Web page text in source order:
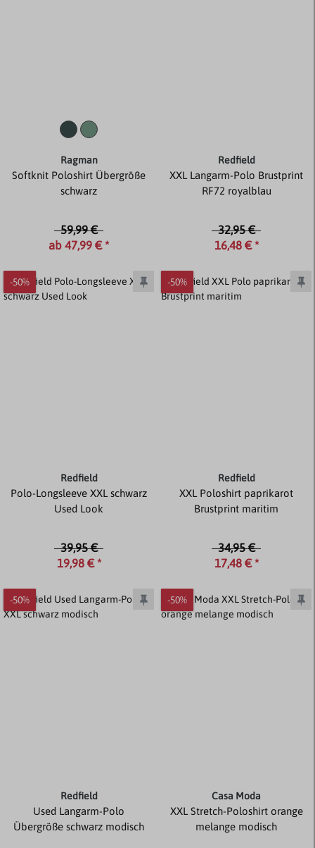
Ragman
Softknit Poloshirt Übergröße
schwarz
59,99 €
ab 47,99 € *
Redfield
XXL Langarm-Polo Brustprint
RF72 royalblau
32,95 €
16,48 € *
-50%
Redfield
Polo-Longsleeve XXL schwarz
Used Look
39,95 €
19,98 € *
-50%
Redfield
XXL Poloshirt paprikarot
Brustprint maritim
34,95 €
17,48 € *
-50%
Redfield
Used Langarm-Polo
Übergröße schwarz modisch
-50%
Casa Moda
XXL Stretch-Poloshirt orange
melange modisch